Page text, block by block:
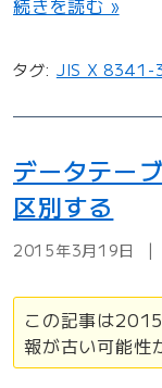
“
e
ォ
ン
ト
を
っ
て
み
続きを読む »
タグ: JIS X 8341-
データテー
区別する
2015年3月19日
この記事は
報が古い可能性